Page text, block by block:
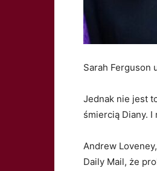
Sarah Ferguson
Jednak nie jest
śmiercią Diany. I
Andrew
Daily Mail, że